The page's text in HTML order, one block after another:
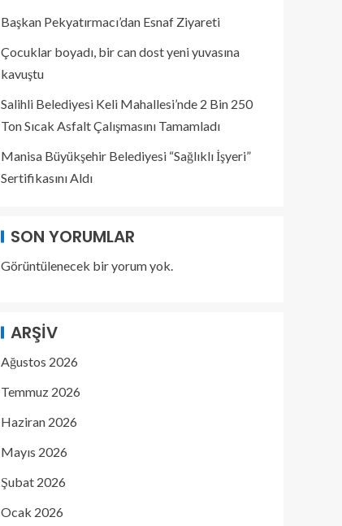
Başkan Pekyatırmacı’dan Esnaf Ziyareti
Çocuklar boyadı, bir can dost yeni yuvasına
kavuştu
Salihli Belediyesi Keli Mahallesi’nde 2 Bin 250
Ton Sıcak Asfalt Çalışmasını Tamamladı
Manisa Büyükşehir Belediyesi “Sağlıklı İşyeri”
Sertifikasını Aldı
SON YORUMLAR
Görüntülenecek bir yorum yok.
ARŞIV
Ağustos 2026
Temmuz 2026
Haziran 2026
Mayıs 2026
Şubat 2026
Ocak 2026